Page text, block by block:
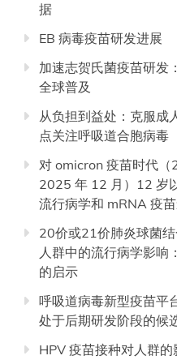
据
EB 病毒疫苗研发进展
加速志贺氏菌疫苗研发
全球普及
从负担到益处：克服成
点关注呼吸道合胞病毒
对 omicron 疫苗时代
2025 年 12 月）12 岁
流行病学和 mRNA 疫
20价或21价肺炎球菌
人群中的流行病学影响
的启示
呼吸道病毒新型疫苗平
处于后期研发阶段的候
HPV 疫苗接种对人群